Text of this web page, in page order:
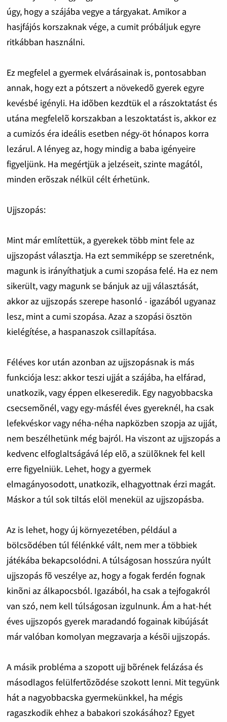
úgy, hogy a szájába vegye a tárgyakat. Amikor a
hasjfájós korszaknak vége, a cumit próbáljuk egyre
ritkábban használni.
Ez megfelel a gyermek elvárásainak is, pontosabban
annak, hogy ezt a pótszert a növekedõ gyerek egyre
kevésbé igényli. Ha idõben kezdtük el a rászoktatást és
utána megfelelõ korszakban a leszoktatást is, akkor ez
a cumizós éra ideális esetben négy-öt hónapos korra
lezárul. A lényeg az, hogy mindig a baba igényeire
figyeljünk. Ha megértjük a jelzéseit, szinte magától,
minden erõszak nélkül célt érhetünk.
Ujjszopás:
Mint már említettük, a gyerekek több mint fele az
ujjszopást választja. Ha ezt semmiképp se szeretnénk,
magunk is irányíthatjuk a cumi szopása felé. Ha ez nem
sikerült, vagy magunk se bánjuk az ujj választását,
akkor az ujjszopás szerepe hasonló - igazából ugyanaz
lesz, mint a cumi szopása. Azaz a szopási ösztön
kielégítése, a haspanaszok csillapítása.
Féléves kor után azonban az ujjszopásnak is más
funkciója lesz: akkor teszi ujját a szájába, ha elfárad,
unatkozik, vagy éppen elkeseredik. Egy nagyobbacska
csecsemõnél, vagy egy-másfél éves gyereknél, ha csak
lefekvéskor vagy néha-néha napközben szopja az ujját,
nem beszélhetünk még bajról. Ha viszont az ujjszopás a
kedvenc elfoglaltságává lép elõ, a szülõknek fel kell
erre figyelniük. Lehet, hogy a gyermek
elmagányosodott, unatkozik, elhagyottnak érzi magát.
Máskor a túl sok tiltás elöl menekül az ujjszopásba.
Az is lehet, hogy új környezetében, például a
bölcsõdében túl félénkké vált, nem mer a többiek
játékába bekapcsolódni. A túlságosan hosszúra nyúlt
ujjszopás fõ veszélye az, hogy a fogak ferdén fognak
kinõni az álkapocsból. Igazából, ha csak a tejfogakról
van szó, nem kell túlságosan izgulnunk. Ám a hat-hét
éves ujjszopós gyerek maradandó fogainak kibújását
már valóban komolyan megzavarja a késõi ujjszopás.
A másik probléma a szopott ujj bõrének felázása és
másodlagos felülfertõzõdése szokott lenni. Mit tegyünk
hát a nagyobbacska gyermekünkkel, ha mégis
ragaszkodik ehhez a babakori szokásához? Egyet